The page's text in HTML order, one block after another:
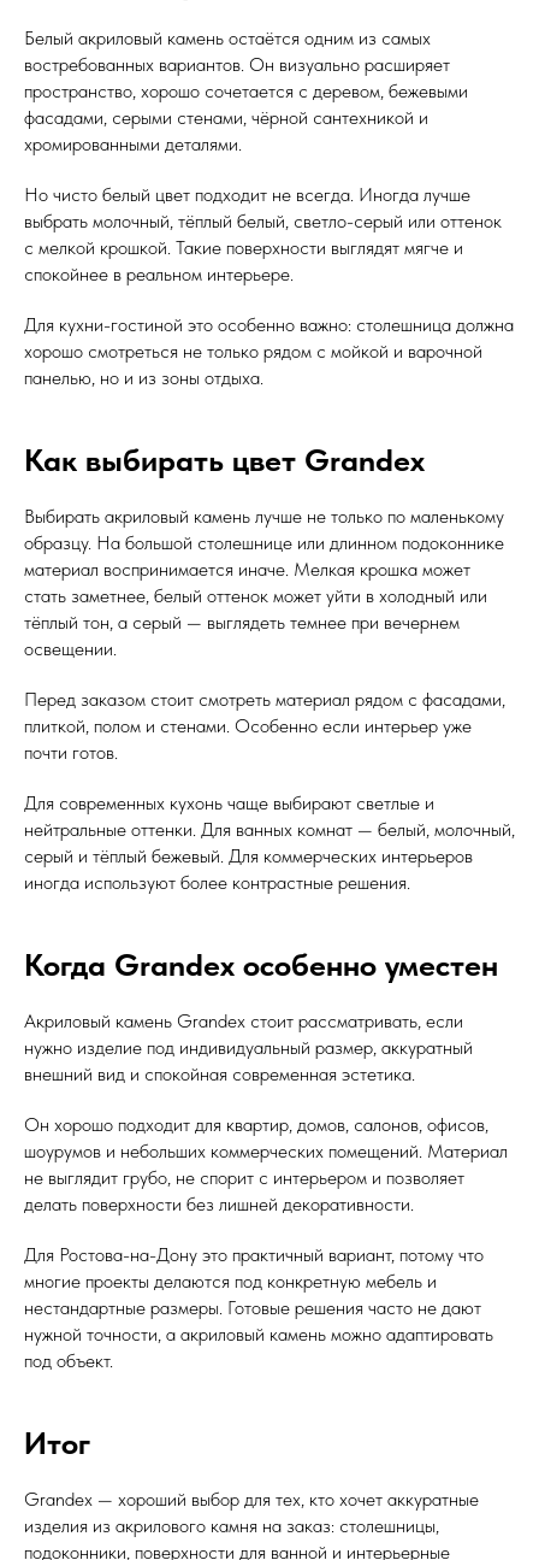
Белый акриловый камень остаётся одним из самых
востребованных вариантов. Он визуально расширяет
пространство, хорошо сочетается с деревом, бежевыми
фасадами, серыми стенами, чёрной сантехникой и
хромированными деталями.
Но чисто белый цвет подходит не всегда. Иногда лучше
выбрать молочный, тёплый белый, светло-серый или оттенок
с мелкой крошкой. Такие поверхности выглядят мягче и
спокойнее в реальном интерьере.
Для кухни-гостиной это особенно важно: столешница должна
хорошо смотреться не только рядом с мойкой и варочной
панелью, но и из зоны отдыха.
Как выбирать цвет Grandex
Выбирать акриловый камень лучше не только по маленькому
образцу. На большой столешнице или длинном подоконнике
материал воспринимается иначе. Мелкая крошка может
стать заметнее, белый оттенок может уйти в холодный или
тёплый тон, а серый — выглядеть темнее при вечернем
освещении.
Перед заказом стоит смотреть материал рядом с фасадами,
плиткой, полом и стенами. Особенно если интерьер уже
почти готов.
Для современных кухонь чаще выбирают светлые и
нейтральные оттенки. Для ванных комнат — белый, молочный,
серый и тёплый бежевый. Для коммерческих интерьеров
иногда используют более контрастные решения.
Когда Grandex особенно уместен
Акриловый камень Grandex стоит рассматривать, если
нужно изделие под индивидуальный размер, аккуратный
внешний вид и спокойная современная эстетика.
Он хорошо подходит для квартир, домов, салонов, офисов,
шоурумов и небольших коммерческих помещений. Материал
не выглядит грубо, не спорит с интерьером и позволяет
делать поверхности без лишней декоративности.
Для Ростова-на-Дону это практичный вариант, потому что
многие проекты делаются под конкретную мебель и
нестандартные размеры. Готовые решения часто не дают
нужной точности, а акриловый камень можно адаптировать
под объект.
Итог
Grandex — хороший выбор для тех, кто хочет аккуратные
изделия из акрилового камня на заказ: столешницы,
подоконники, поверхности для ванной и интерьерные